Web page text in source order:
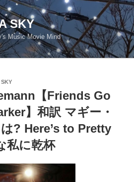
SKY
Music Movie Mind
【Friends Go
】和訳 マギー・
? Here’s to Pretty
私に乾杯